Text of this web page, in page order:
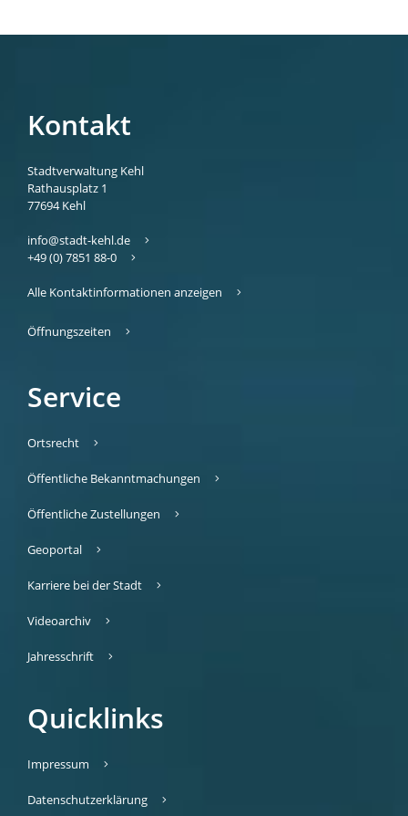
Kontakt
Stadtverwaltung Kehl
Rathausplatz 1
77694 Kehl
info@stadt-kehl.de
+49 (0) 7851 88-0
Alle Kontaktinformationen anzeigen
Öffnungszeiten
Service
Ortsrecht
Öffentliche Bekanntmachungen
Öffentliche Zustellungen
Geoportal
Karriere bei der Stadt
Videoarchiv
Jahresschrift
Quicklinks
Impressum
Datenschutzerklärung